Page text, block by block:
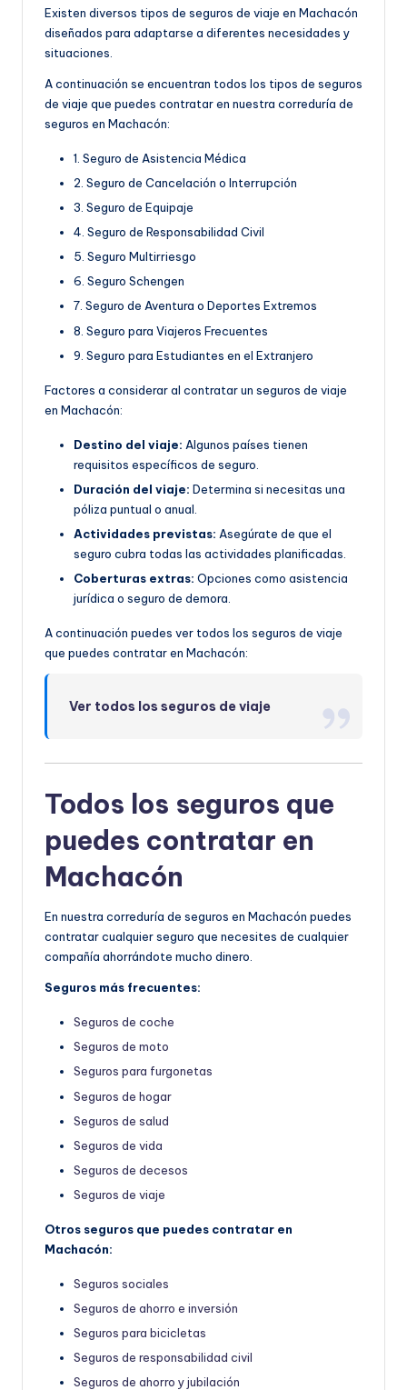
Existen diversos tipos de seguros de viaje en Machacón
diseñados para adaptarse a diferentes necesidades y
situaciones.
A continuación se encuentran todos los tipos de seguros
de viaje que puedes contratar en nuestra correduría de
seguros en Machacón:
1. Seguro de Asistencia Médica
2. Seguro de Cancelación o Interrupción
3. Seguro de Equipaje
4. Seguro de Responsabilidad Civil
5. Seguro Multirriesgo
6. Seguro Schengen
7. Seguro de Aventura o Deportes Extremos
8. Seguro para Viajeros Frecuentes
9. Seguro para Estudiantes en el Extranjero
Factores a considerar al contratar un seguros de viaje
en Machacón:
Destino del viaje: Algunos países tienen
requisitos específicos de seguro.
Duración del viaje: Determina si necesitas una
póliza puntual o anual.
Actividades previstas: Asegúrate de que el
seguro cubra todas las actividades planificadas.
Coberturas extras: Opciones como asistencia
jurídica o seguro de demora.
A continuación puedes ver todos los seguros de viaje
que puedes contratar en Machacón:
Ver todos los seguros de viaje
Todos los seguros que
puedes contratar en
Machacón
En nuestra correduría de seguros en Machacón puedes
contratar cualquier seguro que necesites de cualquier
compañía ahorrándote mucho dinero.
Seguros más frecuentes:
Seguros de coche
Seguros de moto
Seguros para furgonetas
Seguros de hogar
Seguros de salud
Seguros de vida
Seguros de decesos
Seguros de viaje
Otros seguros que puedes contratar en
Machacón:
Seguros sociales
Seguros de ahorro e inversión
Seguros para bicicletas
Seguros de responsabilidad civil
Seguros de ahorro y jubilación